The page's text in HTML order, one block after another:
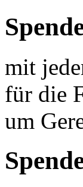
mit
für die
um